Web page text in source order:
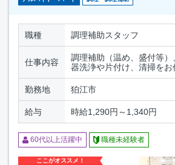
職種 調理補助スタッフ
仕事内容
調理補助（温め、盛付等
器洗浄や片付け、清掃をお
勤務地 狛江市
給与 時給1,290円～1,340円
60代以上活躍中 職種未経験者
ここがオススメ！